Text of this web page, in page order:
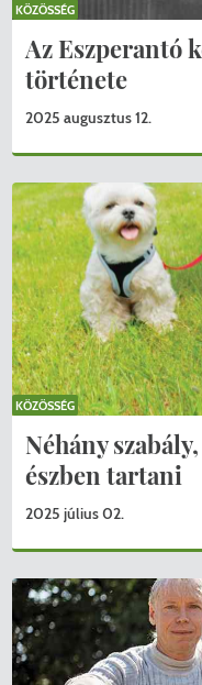
Az Eszperantó
története
2025 augusztus 12.
KÖZÖSSÉG
Néhány
észben tartani
2025 július 02.
KÖZÖSSÉG